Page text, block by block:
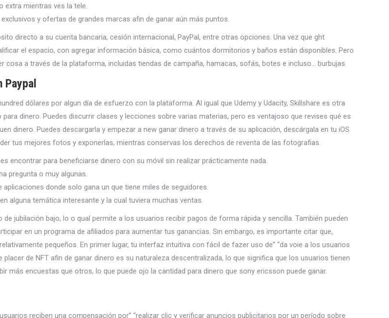
extra mientras ves la tele.
y ofertas de grandes marcas afin de ganar aún más puntos.
directo a su cuenta bancaria, cesión internacional, PayPal, entre otras opciones. Una vez que ght
el espacio, con agregar información básica, como cuántos dormitorios y baños están disponibles. Pero
a través de la plataforma, incluidas tiendas de campaña, hamacas, sofás, botes e incluso… burbujas.
dólares por algun día de esfuerzo con la plataforma. Al igual que Udemy y Udacity, Skillshare es otra
dinero. Puedes discurrir clases y lecciones sobre varias materias, pero es ventajoso que revises qué es
dinero. Puedes descargarla y empezar a new ganar dinero a través de su aplicación, descárgala en tu iOS
tus mejores fotos y exponerlas, mientras conservas los derechos de reventa de las fotografias.
encontrar para beneficiarse dinero con su móvil sin realizar prácticamente nada.
pregunta o muy algunas.
donde solo gana un que tiene miles de seguidores.
alguna temática interesante y la cual tuviera muchas ventas.
jubilación bajo, lo o qual permite a los usuarios recibir pagos de forma rápida y sencilla. También pueden
en un programa de afiliados para aumentar tus ganancias. Sin embargo, es importante citar que,
pequeños. En primer lugar, tu interfaz intuitiva con fácil de fazer uso de” “da voie a los usuarios
de NFT afin de ganar dinero es su naturaleza descentralizada, lo que significa que los usuarios tienen
más encuestas que otros, lo que puede ojo la cantidad para dinero que sony ericsson puede ganar.
reciben una compensación por” “realizar clic y verificar anuncios publicitarios por un período sobre